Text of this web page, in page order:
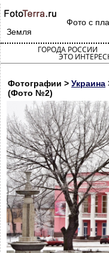
Фото с
Земля
ГОРОДА РОССИИ
ЭТО
Фотографии > Украина
(Фото №2)